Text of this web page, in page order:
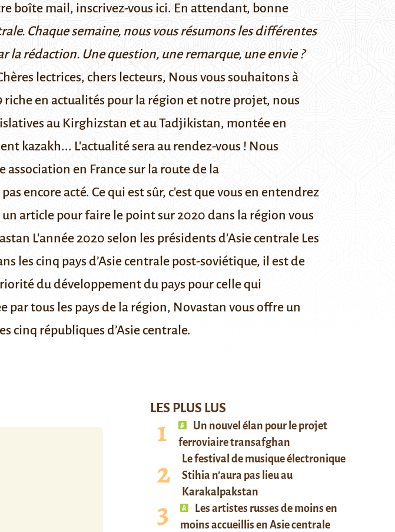
boîte mail, inscrivez-vous ici. En attendant, bonne
Chaque semaine, nous vous résumons les différentes
la rédaction. Une question, une remarque, une envie ?
lectrices, chers lecteurs, Nous vous souhaitons à
riche en actualités pour la région et notre projet, nous
au Kirghizstan et au Tadjikistan, montée en
kazakh... L'actualité sera au rendez-vous ! Nous
en France sur la route de la
encore acté. Ce qui est sûr, c'est que vous en entendrez
article pour faire le point sur 2020 dans la région vous
L'année 2020 selon les présidents d'Asie centrale Les
les cinq pays d’Asie centrale post-soviétique, il est de
du développement du pays pour celle qui
par tous les pays de la région, Novastan vous offre un
cinq républiques d’Asie centrale.
LES PLUS LUS
Un nouvel élan pour le projet
ferroviaire transafghan
Le festival de musique électronique
Stihia n’aura pas lieu au
Karakalpakstan
Les artistes russes de moins en
moins accueillis en Asie centrale